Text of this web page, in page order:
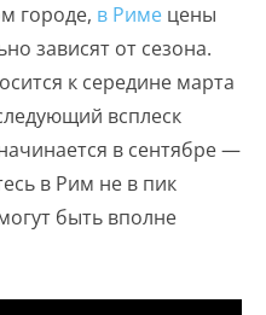
городе, в Риме цены
зависят от сезона.
к середине марта
всплеск
в сентябре —
в Рим не в пик
быть вполне